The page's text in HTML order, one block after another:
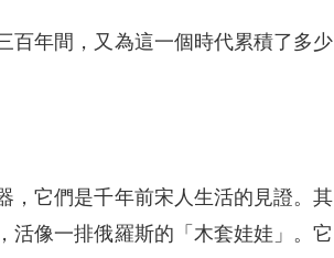
百年間，又為這一個時代累積了多少
，它們是千年前宋人生活的見證。其
活像一排俄羅斯的「木套娃娃」。它